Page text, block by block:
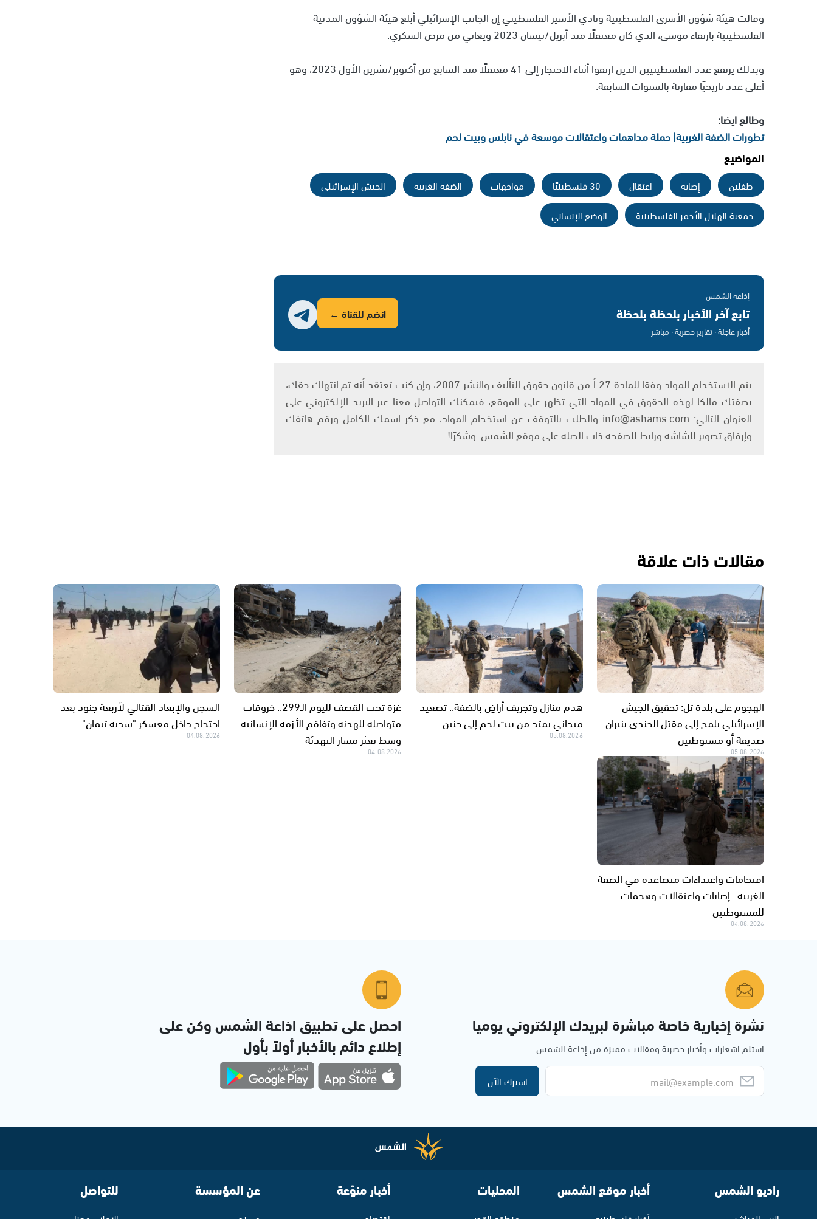
وقالت هيئة شؤون الأسرى الفلسطينية ونادي الأسير الفلسطيني إن الجانب الإسرائيلي أبلغ هيئة الشؤون المدنية
الفلسطينية بارتقاء موسى، الذي كان معتقلًا منذ أبريل/نيسان 2023 ويعاني من مرض السكري.
وبذلك يرتفع عدد الفلسطينيين الذين ارتقوا أثناء الاحتجاز إلى 41 معتقلًا منذ السابع من أكتوبر/تشرين الأول 2023، وهو
أعلى عدد تاريخيًا مقارنة بالسنوات السابقة.
وطالع ايضا:
تطورات الضفة الغربية| حملة مداهمات واعتقالات موسعة في نابلس وبيت لحم
المواضيع
طفلين إصابة اعتقال 30 فلسطينيًا مواجهات الضفة الغربية
الجيش الإسرائيلي
جمعية الهلال الأحمر الفلسطينية
الوضع الإنساني
إذاعة الشمس
تابع آخر الأخبار بلحظة بلحظة
أخبار عاجلة · تقارير حصرية · مباشر
انضم للقناة ←
يتم الاستخدام المواد وفقًا للمادة 27 أ من قانون حقوق التأليف والنشر 2007، وإن كنت تعتقد أنه تم انتهاك حقك،
بصفتك مالكًا لهذه الحقوق في المواد التي تظهر على الموقع، فيمكنك التواصل معنا عبر البريد الإلكتروني على
العنوان التالي: info@ashams.com والطلب بالتوقف عن استخدام المواد، مع ذكر اسمك الكامل ورقم هاتفك
وإرفاق تصوير للشاشة ورابط للصفحة ذات الصلة على موقع الشمس. وشكرًا!
مقالات ذات علاقة
الهجوم على بلدة تل: تحقيق الجيش
الإسرائيلي يلمح إلى مقتل الجندي بنيران
صديقة أو مستوطنين
05.08.2026
هدم منازل وتجريف أراضٍ بالضفة.. تصعيد
ميداني يمتد من بيت لحم إلى جنين
05.08.2026
غزة تحت القصف لليوم الـ299.. خروقات
متواصلة للهدنة وتفاقم الأزمة الإنسانية
وسط تعثر مسار التهدئة
04.08.2026
السجن والإبعاد القتالي لأربعة جنود بعد
احتجاج داخل معسكر "سديه تيمان"
04.08.2026
اقتحامات واعتداءات متصاعدة في الضفة
الغربية.. إصابات واعتقالات وهجمات
للمستوطنين
04.08.2026
نشرة إخبارية خاصة مباشرة لبريدك الإلكتروني يوميا
استلم اشعارات وأخبار حصرية ومقالات مميزة من إذاعة الشمس
اشترك الآن
احصل على تطبيق اذاعة الشمس وكن على
إطلاع دائم بالأخبار أولاً بأول
راديو الشمس أخبار موقع الشمس المحليات أخبار منوّعة عن المؤسسة للتواصل